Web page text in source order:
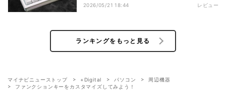
2026/05/21 18:44 レビュー
ランキングをもっと見る
マイナビニューストップ +Digital パソコン
周辺機器
ファンクションキーをカスタマイズしてみよう！